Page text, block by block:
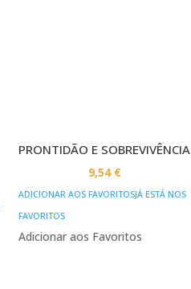
PRONTIDÃO E SOBREVIVÊNCIA
9,54 €
ADICIONAR AOS FAVORITOSJÁ ESTÁ NOS
FAVORITOS
Adicionar aos Favoritos